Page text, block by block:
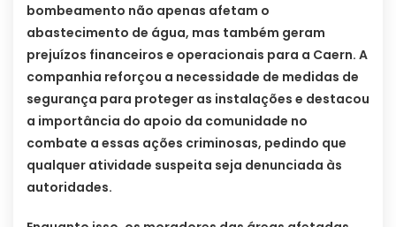
bombeamento não apenas afetam o
abastecimento de água, mas também geram
prejuízos financeiros e operacionais para a Caern. A
companhia reforçou a necessidade de medidas de
segurança para proteger as instalações e destacou
a importância do apoio da comunidade no
combate a essas ações criminosas, pedindo que
qualquer atividade suspeita seja denunciada às
autoridades.